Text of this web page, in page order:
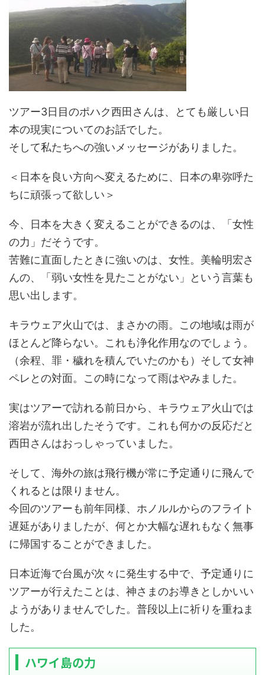
ツアー3日目のポハク西田さんは、とても厳しい日
本の現実についてのお話でした。
そして私たちへの強いメッセージがありました。
＜日本を良い方向へ変えるために、日本の卑弥呼た
ちに頑張って欲しい＞
今、日本を大きく変えることができるのは、「女性
の力」だそうです。
苦難に直面したときに強いのは、女性。美輪明宏さ
んの、「弱い女性を見たことがない」という言葉も
思い出します。
キラウェア火山では、まさかの雨。この地域は雨が
ほとんど降らない。これも浄化作用なのでしょう。
（余程、罪・穢れを積んでいたのかも）そして女神
ペレとの対面。この時になって雨はやみました。
実はツアーで訪れる前日から、キラウェア火山では
溶岩が流れ出したそうです。これも何かの反応だと
西田さんはおっしゃっていました。
そして、海外の旅は飛行機が常に予定通りに飛んで
くれるとは限りません。
今回のツアーも前年同様、ホノルルからのフライト
遅延がありましたが、何とか大幅な遅れもなく無事
に帰国することができました。
日本近海で台風が次々に発生する中で、予定通りに
ツアーが行えたことは、神さまのお導きとしかいい
ようがありませんでした。普段以上に祈りを重ねま
した。
ハワイ島の力